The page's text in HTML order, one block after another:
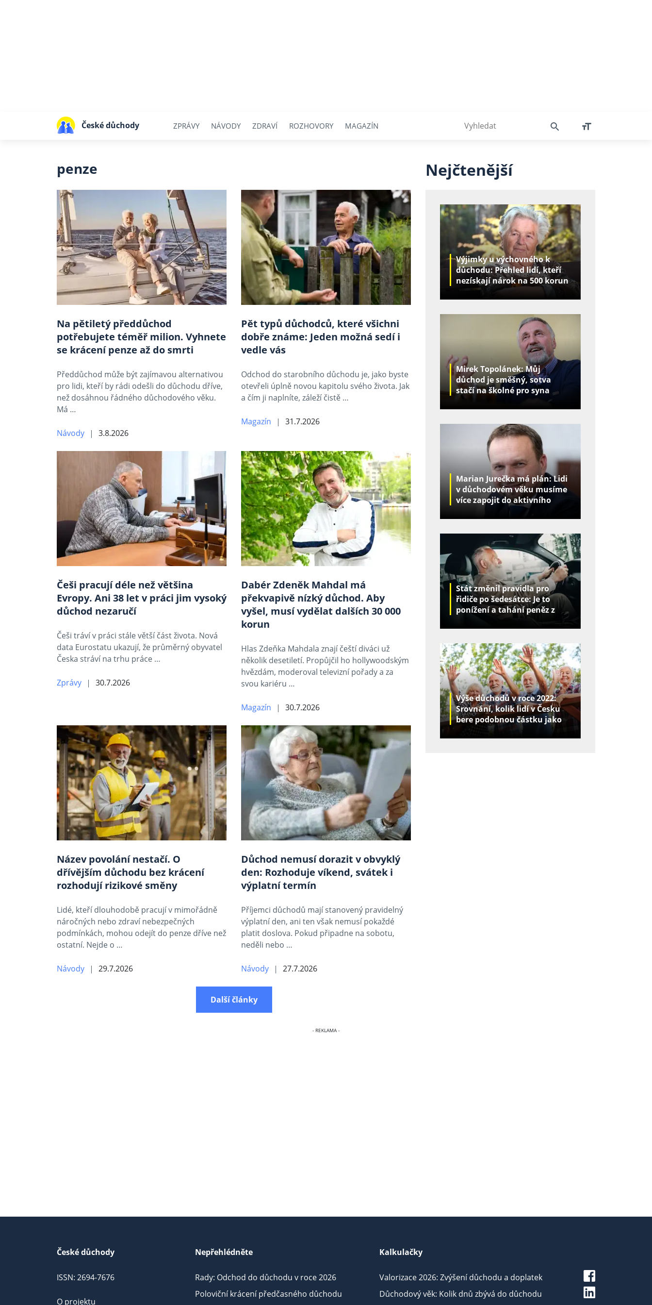
České důchody ZPRÁVY NÁVODY ZDRAVÍ ROZHOVORY MAGAZÍN
penze
Na pětiletý předdůchod
potřebujete téměř milion. Vyhnete
se krácení penze až do smrti
Předdůchod může být zajímavou alternativou
pro lidi, kteří by rádi odešli do důchodu dříve,
než dosáhnou řádného důchodového věku.
Má …
Návody 3.8.2026
Pět typů důchodců, které všichni
dobře známe: Jeden možná sedí i
vedle vás
Odchod do starobního důchodu je, jako byste
otevřeli úplně novou kapitolu svého života. Jak
a čím ji naplníte, záleží čistě …
Magazín 31.7.2026
Češi pracují déle než většina
Evropy. Ani 38 let v práci jim vysoký
důchod nezaručí
Češi tráví v práci stále větší část života. Nová
data Eurostatu ukazují, že průměrný obyvatel
Česka stráví na trhu práce …
Zprávy 30.7.2026
Dabér Zdeněk Mahdal má
překvapivě nízký důchod. Aby
vyšel, musí vydělat dalších 30 000
korun
Hlas Zdeňka Mahdala znají čeští diváci už
několik desetiletí. Propůjčil ho hollywoodským
hvězdám, moderoval televizní pořady a za
svou kariéru …
Magazín 30.7.2026
Název povolání nestačí. O
dřívějším důchodu bez krácení
rozhodují rizikové směny
Lidé, kteří dlouhodobě pracují v mimořádně
náročných nebo zdraví nebezpečných
podmínkách, mohou odejít do penze dříve než
ostatní. Nejde o …
Návody 29.7.2026
Důchod nemusí dorazit v obvyklý
den: Rozhoduje víkend, svátek i
výplatní termín
Příjemci důchodů mají stanovený pravidelný
výplatní den, ani ten však nemusí pokaždé
platit doslova. Pokud připadne na sobotu,
neděli nebo …
Návody 27.7.2026
Další články
Nejčtenější
Výjimky u výchovného k
důchodu: Přehled lidí, kteří
nezískají nárok na 500 korun
za děti
Mirek Topolánek: Můj
důchod je směšný, sotva
stačí na školné pro syna
Marian Jurečka má plán: Lidi
v důchodovém věku musíme
více zapojit do aktivního
Stát změnil pravidla pro
řidiče po šedesátce: Je to
ponížení a tahání peněz z
Výše důchodů v roce 2022:
Srovnání, kolik lidí v Česku
bere podobnou částku jako
České důchody
ISSN: 2694-7676
O projektu
Nepřehlédněte
Rady: Odchod do důchodu v roce 2026
Poloviční krácení předčasného důchodu
Kalkulačky
Valorizace 2026: Zvýšení důchodu a doplatek
Důchodový věk: Kolik dnů zbývá do důchodu